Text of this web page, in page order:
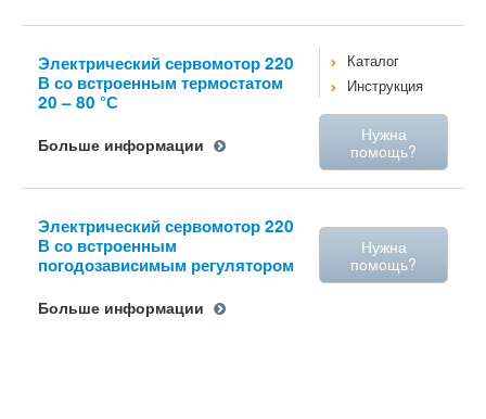
Электрический сервомотор 220
В со встроенным термостатом
20 – 80 °С
Больше информации
Каталог
Инструкция
Нужна
помощь?
Электрический сервомотор 220
В со встроенным
погодозависимым регулятором
Больше информации
Нужна
помощь?